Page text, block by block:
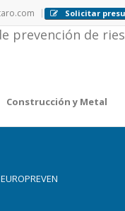
Solicitar
Construcción y Metal